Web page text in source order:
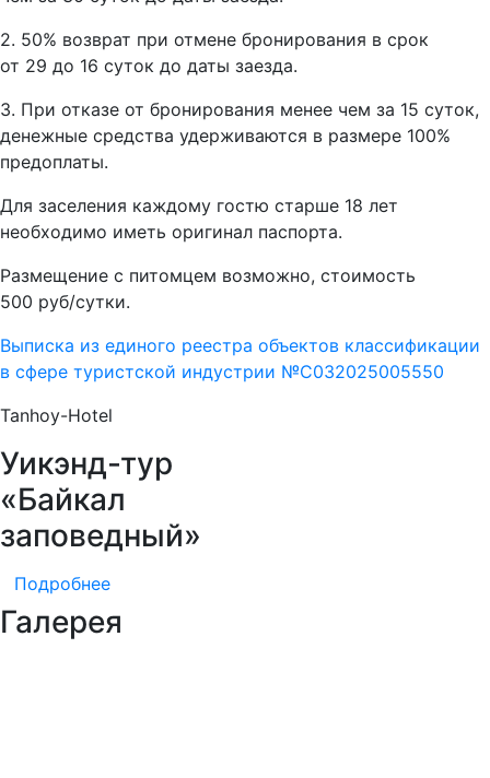
2. 50% возврат при отмене бронирования в срок
от 29 до 16 суток до даты заезда.
3. При отказе от бронирования менее чем за 15 суток,
денежные средства удерживаются в размере 100%
предоплаты.
Для заселения каждому гостю старше 18 лет
необходимо иметь оригинал паспорта.
Размещение с питомцем возможно, стоимость
500 руб/сутки.
Выписка из единого реестра объектов классификации
в сфере туристской индустрии №С032025005550
Tanhoy-Hotel
Уикэнд-тур
«Байкал
заповедный»
Подробнее
Галерея